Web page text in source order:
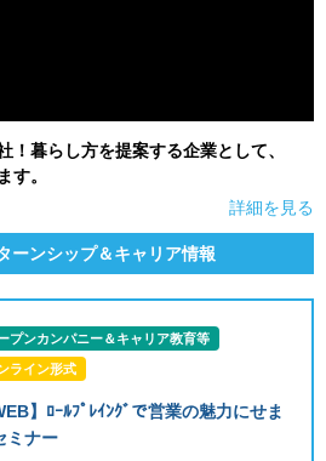
！暮らし方を提案する企業として、
す。
詳細を見る
ーンシップ＆キャリア情報
プンカンパニー＆キャリア教育等
ライン形式
】ﾛｰﾙﾌﾟﾚｲﾝｸﾞで営業の魅力にせま
ミナー